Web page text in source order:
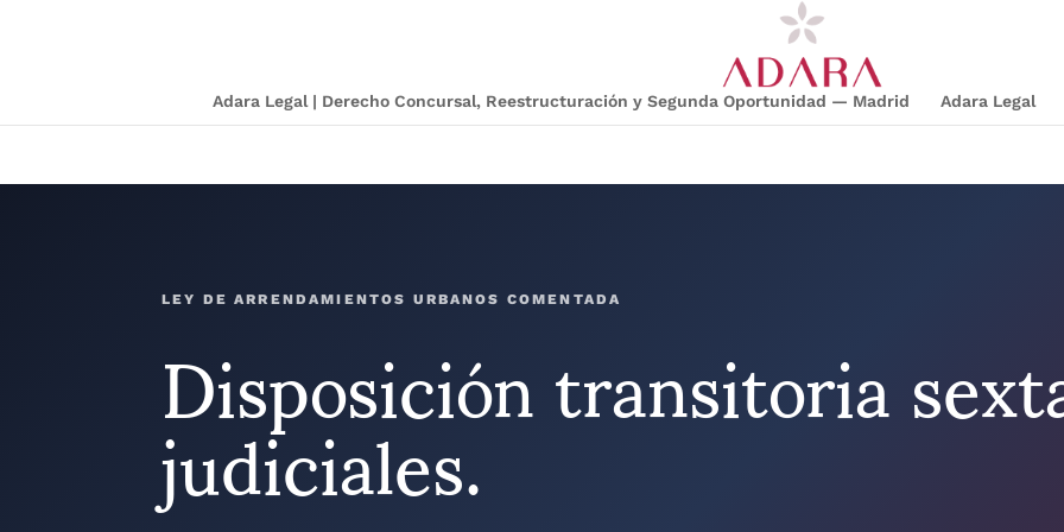
Adara Legal | Derecho Concursal, Reestructuración y Segunda Oportunidad — Madrid Adara Legal
LEY DE ARRENDAMIENTOS URBANOS COMENTADA
Disposición transitoria
judiciales.